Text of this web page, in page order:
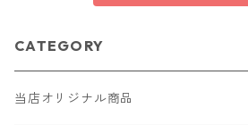
CATEGORY
当店オリジナル商品